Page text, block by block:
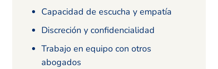
Capacidad de escucha y empatía
Discreción y confidencialidad
Trabajo en equipo con otros
abogados